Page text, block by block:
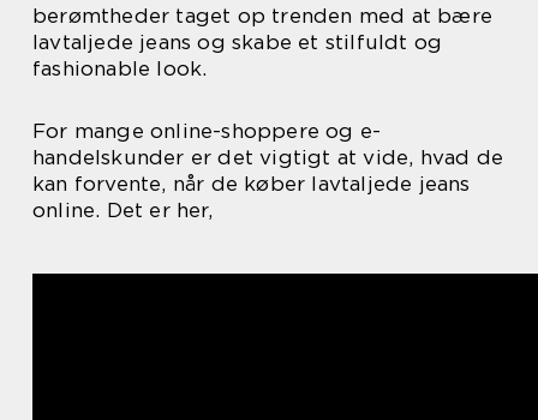
berømtheder taget op trenden med at bære
lavtaljede jeans og skabe et stilfuldt og
fashionable look.
For mange online-shoppere og e-
handelskunder er det vigtigt at vide, hvad de
kan forvente, når de køber lavtaljede jeans
online. Det er her,